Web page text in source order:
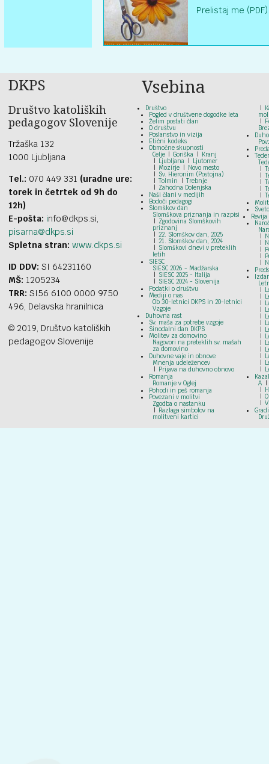
Prelistaj me (PDF)
DKPS
Društvo katoliških
pedagogov Slovenije
Tržaška 132
1000 Ljubljana
Tel.: 070 449 331 (uradne ure:
torek in četrtek od 9h do
12h)
E-pošta: info@dkps.si,
pisarna@dkps.si
Spletna stran: www.dkps.si
ID DDV: SI 64231160
MŠ: 1205234
TRR: SI56 6100 0000 9750
496, Delavska hranilnica
© 2019, Društvo katoliških
pedagogov Slovenije
Vsebina
Društvo
Pogled v društvene dogodke leta
Želim postati član
O društvu
Poslanstvo in vizija
Etični kodeks
Območne skupnosti
Celje
Goriška
Kranj
Ljubljana
Ljutomer
Mozirje
Novo mesto
Sv. Hieronim (Postojna)
Tolmin
Trebnje
Zahodna Dolenjska
Naši člani v medijih
Bodoči pedagogi
Slomškov dan
Slomškova priznanja in razpisi
Zgodovina Slomškovih
priznanj
22. Slomškov dan, 2025
21. Slomškov dan, 2024
Slomškovi dnevi v preteklih
letih
SIESC
SIESC 2026 - Madžarska
SIESC 2025 - Italija
SIESC 2024 - Slovenija
Podatki o društvu
Mediji o nas
Ob 30-letnici DKPS in 20-letnici
Vzgoje
Duhovna rast
Sv. maša za potrebe vzgoje
Sinodalni dan DKPS
Molitev za domovino
Nagovori na preteklih sv. mašah
za domovino
Duhovne vaje in obnove
Mnenja udeležencev
Prijava na duhovno obnovo
Romanja
Romanje v Oglej
Pohodi in peš romanja
Povezani v molitvi
Zgodba o nastanku
Razlaga simbolov na
molitveni kartici
A
H
O
V